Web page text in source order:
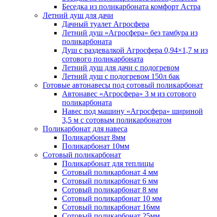
Беседка из поликарбоната комфорт Астра
Летний душ для дачи
Дачный туалет Агросфера
Летний душ «Агросфера» без тамбура из
поликарбоната
Душ с раздевалкой Агросфера 0,94×1,7 м из
сотового поликарбоната
Летний душ для дачи с подогревом
Летний душ с подогревом 150л бак
Готовые автонавесы под сотовый поликарбонат
Автонавес «Агросфера» 3 м из сотового
поликарбоната
Навес под машину «Агросфера» шириной
3,5 м с сотовым поликарбонатом
Поликарбонат для навеса
Поликарбонат 8мм
Поликарбонат 10мм
Сотовый поликарбонат
Поликарбонат для теплицы
Сотовый поликарбонат 4 мм
Сотовый поликарбонат 6 мм
Сотовый поликарбонат 8 мм
Сотовый поликарбонат 10 мм
Сотовый поликарбонат 16мм